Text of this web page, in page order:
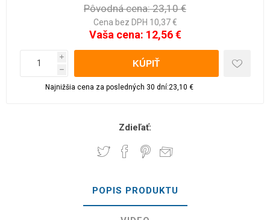
Pôvodná cena: 23,10 €
Cena bez DPH 10,37 €
Vaša cena: 12,56 €
i
h
Najnižšia cena za posledných 30 dní:23,10 €
Zdieľať:
POPIS PRODUKTU